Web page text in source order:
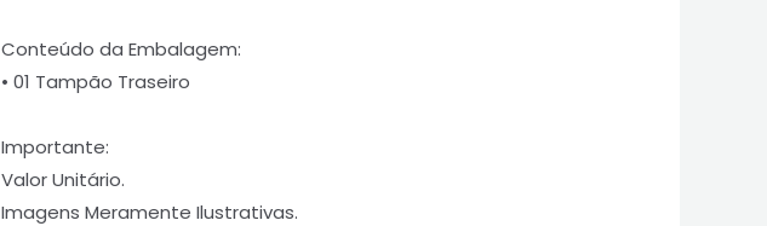
Conteúdo da Embalagem:
• 01 Tampão Traseiro
Importante:
Valor Unitário.
Imagens Meramente Ilustrativas.